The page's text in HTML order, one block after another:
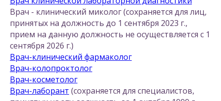
Врач - клинический миколог (сохраняется для лиц,
принятых на должность до 1 сентября 2023 г.,
прием на данную должность не осуществляется с 1
сентября 2026 г.)
Врач-клинический фармаколог
Врач-колопроктолог
Врач-косметолог
Врач-лаборант (сохраняется для специалистов,